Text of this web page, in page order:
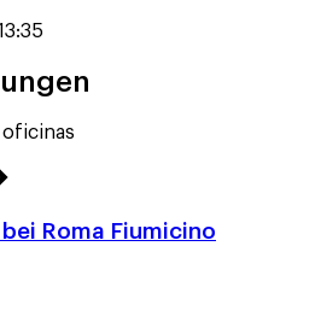
oficinas
Roma Fiumicino